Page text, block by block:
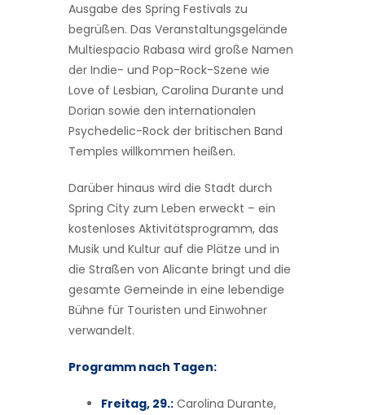
Ausgabe des Spring Festivals zu
begrüßen. Das Veranstaltungsgelände
Multiespacio Rabasa wird große Namen
der Indie- und Pop-Rock-Szene wie
Love of Lesbian, Carolina Durante und
Dorian sowie den internationalen
Psychedelic-Rock der britischen Band
Temples willkommen heißen.
Darüber hinaus wird die Stadt durch
Spring City zum Leben erweckt – ein
kostenloses Aktivitätsprogramm, das
Musik und Kultur auf die Plätze und in
die Straßen von Alicante bringt und die
gesamte Gemeinde in eine lebendige
Bühne für Touristen und Einwohner
verwandelt.
Programm nach Tagen:
Freitag, 29.: Carolina Durante,